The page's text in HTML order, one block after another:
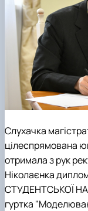
Слухачка
цілеспрямована
отримала з рук
Ніколаєнка
СТУДЕНТСЬКОЇ
гуртка